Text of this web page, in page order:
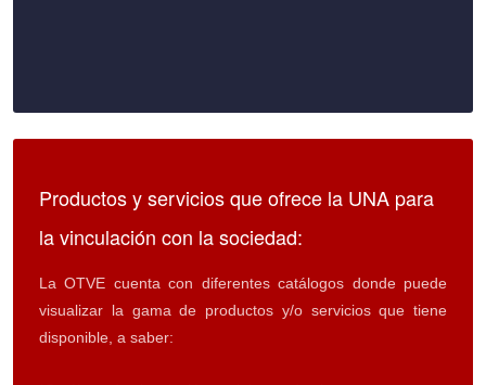
Productos y servicios que ofrece la UNA para
la vinculación con la sociedad:
La OTVE cuenta con diferentes catálogos donde puede
visualizar la gama de productos y/o servicios que tiene
disponible, a saber: